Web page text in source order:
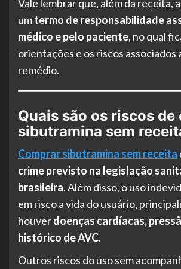
Vale lembrar que, além da receita,
umtermo de responsabilidade
médico e pelo paciente, no qual
orientações e os riscos associados
remédio.
Quais são os riscos
sibutramina sem
Comprar sibutramina sem receita
crime previsto na legislação
brasileira. Além disso, o uso
em risco a vida do usuário,
houverdoenças cardíacas,
histórico de AVC.
Outros riscos do uso sem